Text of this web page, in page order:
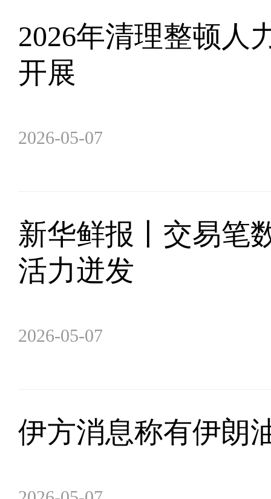
2026年清理整顿人
开展
2026-05-07
新华鲜报丨交易笔
活力迸发
2026-05-07
伊方消息称有伊朗